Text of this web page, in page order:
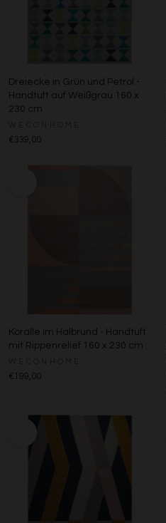
Dreiecke in Grün und Petrol -
Handtuft auf Weißgrau 160 x
230 cm
€339,00
Koralle im Halbrund - Handtuft
mit Rippenrelief 160 x 230 cm
€199,00